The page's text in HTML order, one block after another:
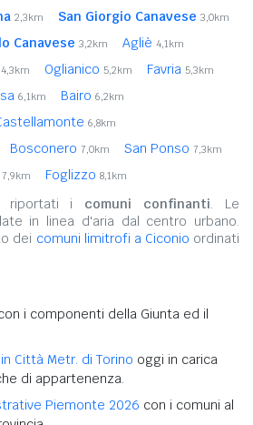
2,3km San Giorgio Canavese 3,0km
Canavese 3,2km Agliè 4,1km
4,3km Oglianico 5,2km Favria 5,3km
6,1km Bairo 6,2km
6,8km
Bosconero 7,0km San Ponso 7,3km
7,9km Foglizzo 8,1km
riportati i comuni confinanti. Le
in linea d'aria dal centro urbano.
dei comuni limitrofi a Ciconio ordinati
i componenti della Giunta ed il
Città Metr. di Torino oggi in carica
di appartenenza.
Piemonte 2026 con i comuni al